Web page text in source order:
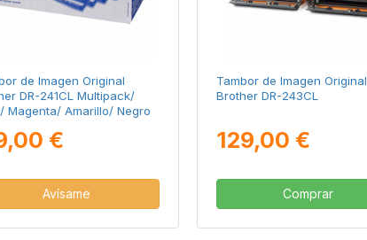
de Imagen Original
DR-241CL Multipack/
Magenta/ Amarillo/ Negro
€
Avísame
Tambor de Imagen Original
Brother DR-243CL
129,00 €
Comprar